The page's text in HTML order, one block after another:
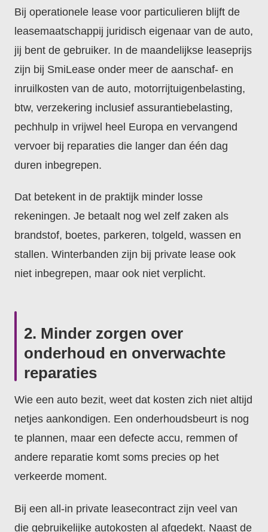
Bij operationele lease voor particulieren blijft de
leasemaatschappij juridisch eigenaar van de auto,
jij bent de gebruiker. In de maandelijkse leaseprijs
zijn bij SmiLease onder meer de aanschaf- en
inruilkosten van de auto, motorrijtuigenbelasting,
btw, verzekering inclusief assurantiebelasting,
pechhulp in vrijwel heel Europa en vervangend
vervoer bij reparaties die langer dan één dag
duren inbegrepen.
Dat betekent in de praktijk minder losse
rekeningen. Je betaalt nog wel zelf zaken als
brandstof, boetes, parkeren, tolgeld, wassen en
stallen. Winterbanden zijn bij private lease ook
niet inbegrepen, maar ook niet verplicht.
2. Minder zorgen over
onderhoud en onverwachte
reparaties
Wie een auto bezit, weet dat kosten zich niet altijd
netjes aankondigen. Een onderhoudsbeurt is nog
te plannen, maar een defecte accu, remmen of
andere reparatie komt soms precies op het
verkeerde moment.
Bij een all-in private leasecontract zijn veel van
die gebruikelijke autokosten al afgedekt. Naast de